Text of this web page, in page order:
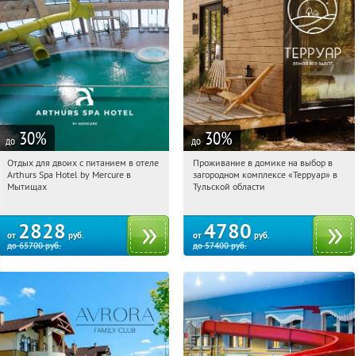
до 30%
02:34:38
Купи первым!
Московская обл., г. Мытищи, д.
Отдых для двоих с питанием в отеле
Arthurs Spa Hotel by Mercure в
Мытищах
от 2828 руб.
до65700руб.
до 30%
02:34:38 Купили:
Тульская обл., Ясногорский р-н, с.
Проживание в домике на выбор в
загородном комплексе «Терруар» в
Тульской области
от 4780 руб.
до57400руб.